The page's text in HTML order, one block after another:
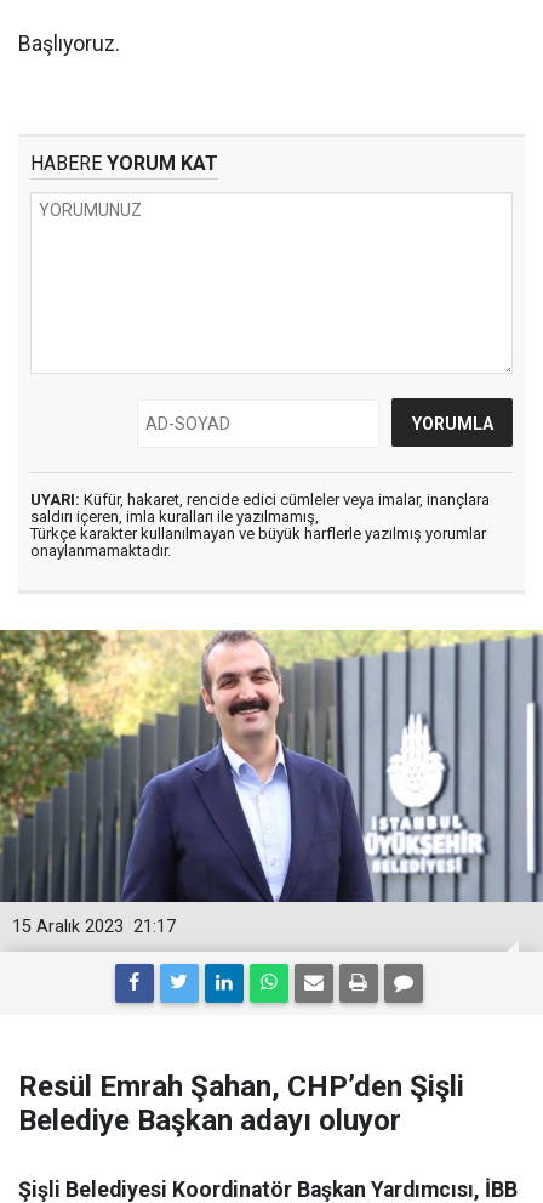
Başlıyoruz.
HABERE YORUM KAT
UYARI: Küfür, hakaret, rencide edici cümleler veya imalar, inançlara
saldırı içeren, imla kuralları ile yazılmamış,
Türkçe karakter kullanılmayan ve büyük harflerle yazılmış yorumlar
onaylanmamaktadır.
21:17
15 Aralık 2023
Resül Emrah Şahan, CHP’den Şişli
Belediye Başkan adayı oluyor
Şişli Belediyesi Koordinatör Başkan Yardımcısı, İBB